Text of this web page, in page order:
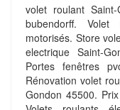
volet roulant
bubendorff.
motorisés. Store
electrique Saint-
Portes fenêtres
Rénovation volet
Gondon 45500.